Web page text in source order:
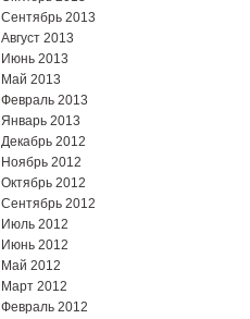
Сентябрь 2013
Август 2013
Июнь 2013
Май 2013
Февраль 2013
Январь 2013
Декабрь 2012
Ноябрь 2012
Октябрь 2012
Сентябрь 2012
Июль 2012
Июнь 2012
Май 2012
Март 2012
Февраль 2012